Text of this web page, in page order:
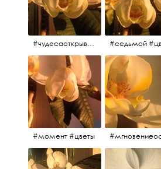
#чудесаоткрываются #красота #чудоприроды #нежность #цветы #прекрасное
#момент #цветы